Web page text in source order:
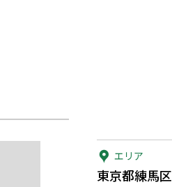
エリア
東京都練馬区